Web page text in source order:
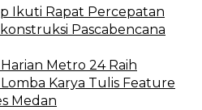
Ikuti Rapat Percepatan
Pascabencana
Metro 24 Raih
Karya Tulis Feature
Medan